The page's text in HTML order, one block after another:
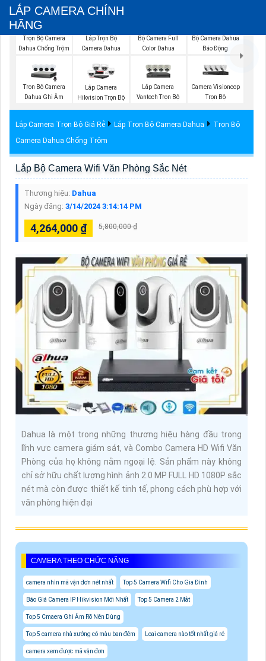
LẮP CAMERA CHÍNH
HÃNG
Trọn Bộ Camera
Dahua Chống Trộm
Lắp Trọn Bộ
Camera Dahua
Bộ Camera Full
Color Dahua
Bộ Camera Dahua
Báo Động
Trọn Bộ Camera
Dahua Ghi Âm
Lắp Camera
Hikvision Trọn Bộ
Lắp Camera
Vantech Trọn Bộ
Camera Visioncop
Trọn Bộ
Lắp Camera Trọn Bộ Giá Rẻ Lắp Trọn Bộ Camera Dahua
Trọn Bộ
Camera Dahua Chống Trộm
Lắp Bộ Camera Wifi Văn Phòng Sắc Nét
Thương hiệu: Dahua
Ngày đăng: 3/14/2024 3:14:14 PM
4,264,000 ₫ 5,800,000 ₫
Dahua là một trong những thương hiệu hàng đầu trong
lĩnh vực camera giám sát, và Combo Camera HD Wifi Văn
Phòng của họ không nằm ngoại lệ. Sản phẩm này không
chỉ sở hữu chất lượng hình ảnh 2.0 MP FULL HD 1080P sắc
nét mà còn được thiết kế tinh tế, phong cách phù hợp với
văn phòng hiện đại
CAMERA THEO CHỨC NĂNG
camera nhìn mã vận đơn nét nhất Top 5 Camera Wifi Cho Gia Đình
Báo Giá Camera IP Hikvision Mới Nhất Top 5 Camera 2 Mắt
Top 5 Cmaera Ghi Âm Rõ Nên Dùng
Top 5 camera nhà xưởng có màu ban đêm Loại camera nào tốt nhất giá rẻ
camera xem được mã vận đơn